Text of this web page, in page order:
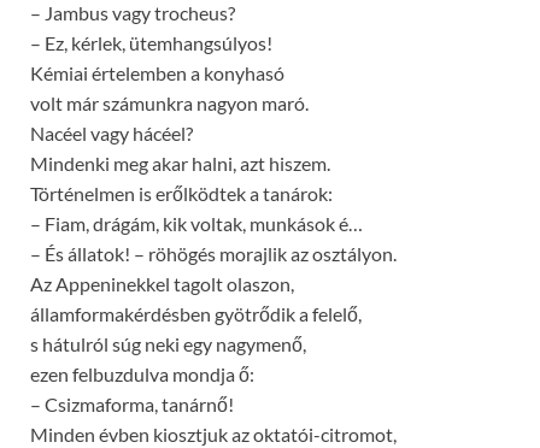
– Jambus vagy trocheus?
– Ez, kérlek, ütemhangsúlyos!
Kémiai értelemben a konyhasó
volt már számunkra nagyon maró.
Nacéel vagy hácéel?
Mindenki meg akar halni, azt hiszem.
Történelmen is erőlködtek a tanárok:
– Fiam, drágám, kik voltak, munkások é…
– És állatok! – röhögés morajlik az osztályon.
Az Appeninekkel tagolt olaszon,
államformakérdésben gyötrődik a felelő,
s hátulról súg neki egy nagymenő,
ezen felbuzdulva mondja ő:
– Csizmaforma, tanárnő!
Minden évben kiosztjuk az oktatói-citromot,